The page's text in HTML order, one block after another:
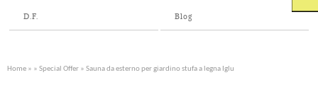
D.F. Blog
Home » » Special Offer » Sauna da esterno per giardino stufa a legna Iglu